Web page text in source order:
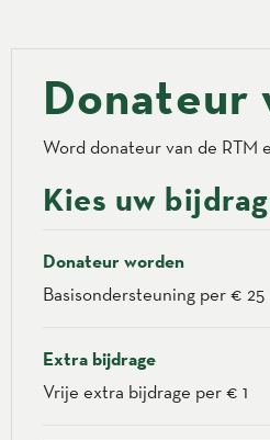
Donateur
Word donateur van de RTM
Kies uw
Donateur worden
Basisondersteuning per € 25
Extra bijdrage
Vrije extra bijdrage per € 1